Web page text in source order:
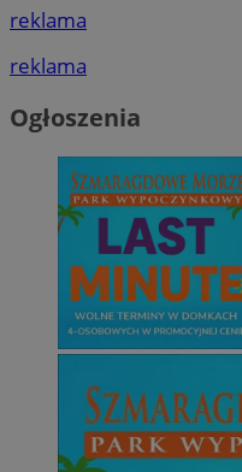
reklama
reklama
Ogłoszenia